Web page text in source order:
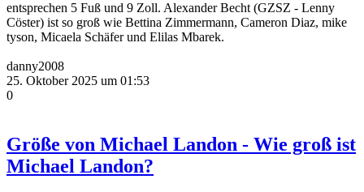
entsprechen 5 Fuß und 9 Zoll. Alexander Becht (GZSZ - Lenny
Cöster) ist so groß wie Bettina Zimmermann, Cameron Diaz, mike
tyson, Micaela Schäfer und Elilas Mbarek.
danny2008
25. Oktober 2025 um 01:53
0
Größe von Michael Landon - Wie groß ist
Michael Landon?